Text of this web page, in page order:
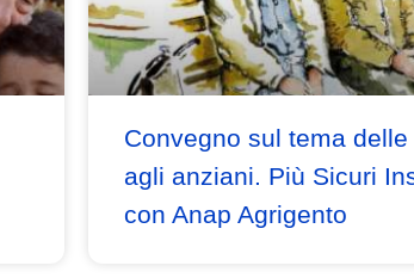
Convegno sul tema delle
agli anziani. Più Sicuri
con Anap Agrigento